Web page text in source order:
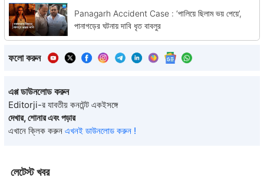
লেটেস্ট খবর
Panagarh Accident Case : ‘পালিয়ে ছিলাম ভয় পেয়ে’,
পানাগড়ের ঘটনায় দাবি ধৃত বাবলুর
ফলো করুন
এপ্প ডাউনলোড করুন
Editorji-র যাবতীয় কনটেন্ট একইসঙ্গে
দেখার, শোনার এবং পড়ার
এখানে ক্লিক করুন এখনই ডাউনলোড করুন !